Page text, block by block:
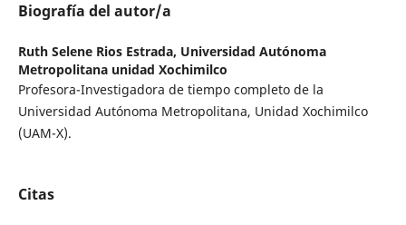
Biografía del autor/a
Ruth Selene Rios Estrada, Universidad Autónoma
Metropolitana unidad Xochimilco
Profesora-Investigadora de tiempo completo de la
Universidad Autónoma Metropolitana, Unidad Xochimilco
(UAM-X).
Citas